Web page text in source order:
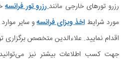
رزرو تورهای خارجی مانندرزرو تور فرانسه
مورد شرایطاخذ ویزای فرانسهو سایر
اقدام نمایید. علاءالدین متخصص برگزاری